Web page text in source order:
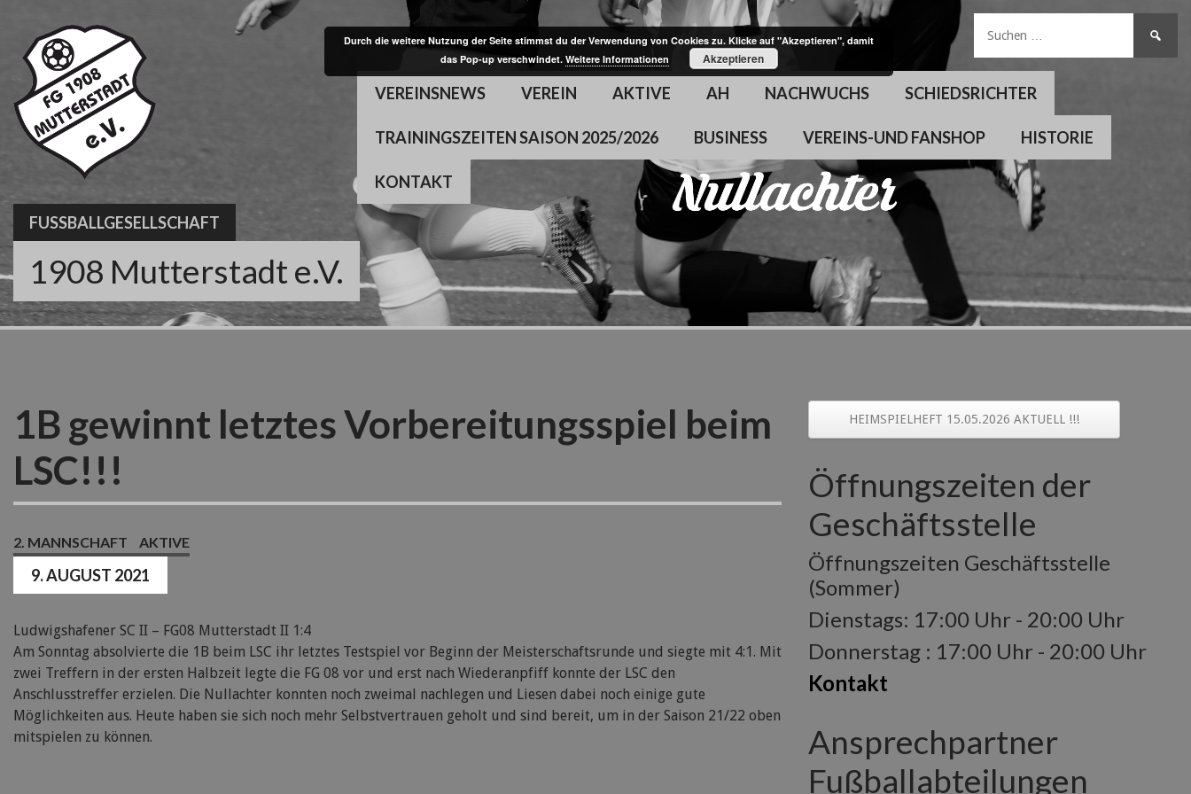
content
VEREINSNEWS VEREIN AKTIVE AH NACHWUCHS SCHIEDSRICHTER
TRAININGSZEITEN SAISON 2025/2026 BUSINESS VEREINS-UND FANSHOP HISTORIE
KONTAKT
nach:
FUSSBALLGESELLSCHAFT
1908 Mutterstadt e.V.
1B gewinnt letztes Vorbereitungsspiel beim
LSC!!!
2. MANNSCHAFT AKTIVE
9. AUGUST 2021
Ludwigshafener SC II – FG08 Mutterstadt II 1:4
Am Sonntag absolvierte die 1B beim LSC ihr letztes Testspiel vor Beginn der Meisterschaftsrunde und siegte mit 4:1. Mit
zwei Treffern in der ersten Halbzeit legte die FG 08 vor und erst nach Wiederanpfiff konnte der LSC den
Anschlusstreffer erzielen. Die Nullachter konnten noch zweimal nachlegen und Liesen dabei noch einige gute
Möglichkeiten aus. Heute haben sie sich noch mehr Selbstvertrauen geholt und sind bereit, um in der Saison 21/22 oben
mitspielen zu können.
HEIMSPIELHEFT 15.05.2026 AKTUELL !!!
Öffnungszeiten der
Geschäftsstelle
Öffnungszeiten Geschäftsstelle
(Sommer)
Dienstags: 17:00 Uhr - 20:00 Uhr
Donnerstag : 17:00 Uhr - 20:00 Uhr
Kontakt
Ansprechpartner
Fußballabteilungen
Durch die weitere Nutzung der Seite stimmst du der Verwendung von Cookies zu. Klicke auf "Akzeptieren", damit
das Pop-up verschwindet. Weitere Informationen Akzeptieren